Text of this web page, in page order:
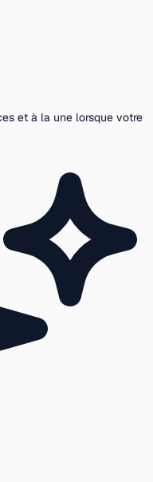
et à la une lorsque votre